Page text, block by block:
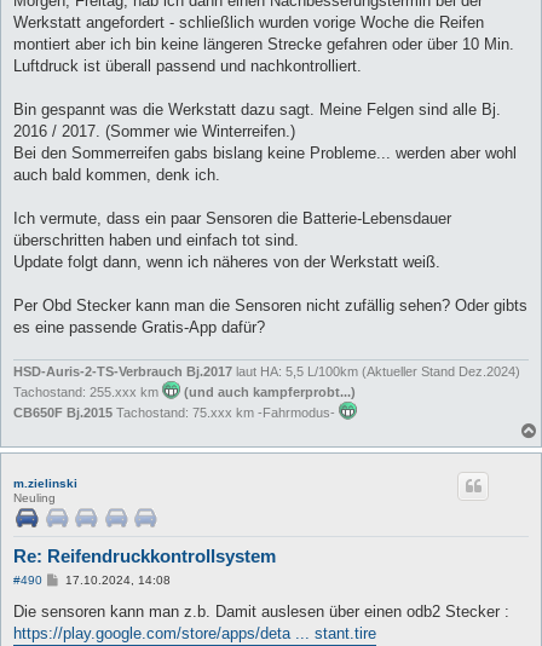
Werkstatt angefordert - schließlich wurden vorige Woche die Reifen
montiert aber ich bin keine längeren Strecke gefahren oder über 10 Min.
Luftdruck ist überall passend und nachkontrolliert.
Bin gespannt was die Werkstatt dazu sagt. Meine Felgen sind alle Bj.
2016 / 2017. (Sommer wie Winterreifen.)
Bei den Sommerreifen gabs bislang keine Probleme... werden aber wohl
auch bald kommen, denk ich.
Ich vermute, dass ein paar Sensoren die Batterie-Lebensdauer
überschritten haben und einfach tot sind.
Update folgt dann, wenn ich näheres von der Werkstatt weiß.
Per Obd Stecker kann man die Sensoren nicht zufällig sehen? Oder gibts
es eine passende Gratis-App dafür?
HSD-Auris-2-TS-Verbrauch Bj.2017 laut HA: 5,5 L/100km (Aktueller Stand Dez.2024)
Tachostand: 255.xxx km
(und auch kampferprobt...)
CB650F Bj.2015 Tachostand: 75.xxx km -Fahrmodus-
m.zielinski
Neuling
Re: Reifendruckkontrollsystem
#490
B
i
r
17.10.2024, 14:08
Die sensoren kann man z.b. Damit auslesen über einen odb2 Stecker :
https://play.google.com/store/apps/deta ... stant.tire